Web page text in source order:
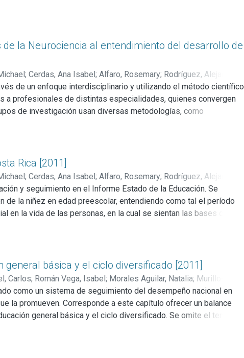
Asimismo, los salarios de los docentes y los mecanismos
importantes en materia de acreditación. Estos son pasos en la
educativo público, el corazón de la educación nacional.
de la Neurociencia al entendimiento del desarrollo de
; Cerdas, Ana Isabel; Alfaro, Rosemary; Rodríguez, Alejandra
de un enfoque interdisciplinario y utilizando el método científico
a profesionales de distintas especialidades, quienes convergen
de investigación usan diversas metodologías, como
en el funcionamiento de las diferentes estructuras que
y mecanismos, el cerebro está involucrado en algunos
y del desarrollo humano: aprendizaje, memoria, cálculo y
de manera sistemática desde hace más de medio siglo
Rica [2011]
; Cerdas, Ana Isabel; Alfaro, Rosemary; Rodríguez, Alejandra
y seguimiento en el Informe Estado de la Educación. Se
la niñez en edad preescolar, entendiendo como tal el período
en la vida de las personas, en la cual se sientan las bases de su
de su formación, y sobre cuya importancia y
básica y el ciclo diversificado [2011]
Carlos; Román Vega, Isabel; Morales Aguilar, Natalia; Murillo-
como un sistema de seguimiento del desempeño nacional en
la promueven. Corresponde a este capítulo ofrecer un balance
general básica y el ciclo diversificado. Se omite el tema de
al mismo un capítulo especial (capítulo 5). El presente
las aspiraciones nacionales sobre educación.